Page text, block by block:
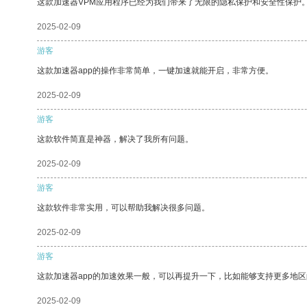
这款加速器VPM应用程序已经为我们带来了无限的隐私保护和安全性保护。
2025-02-09
游客
这款加速器app的操作非常简单，一键加速就能开启，非常方便。
2025-02-09
游客
这款软件简直是神器，解决了我所有问题。
2025-02-09
游客
这款软件非常实用，可以帮助我解决很多问题。
2025-02-09
游客
这款加速器app的加速效果一般，可以再提升一下，比如能够支持更多地区
2025-02-09